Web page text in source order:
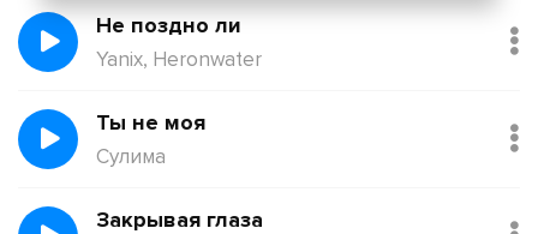
Не поздно ли
Yanix, Heronwater
Ты не моя
Сулима
Закрывая глаза